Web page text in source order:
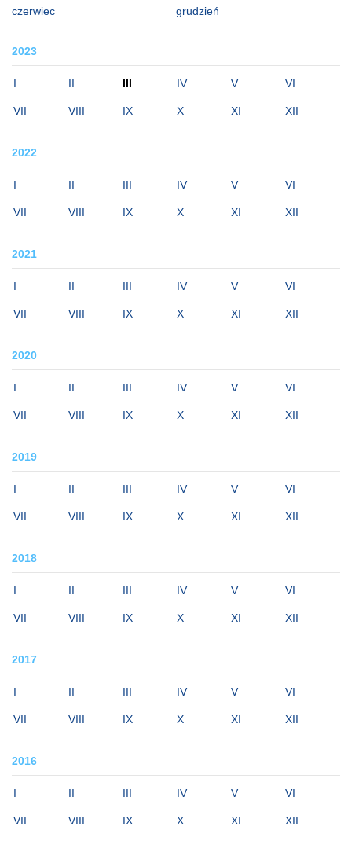
czerwiec grudzień
2023
I II III IV V VI
VII VIII IX X XI XII
2022
I II III IV V VI
VII VIII IX X XI XII
2021
I II III IV V VI
VII VIII IX X XI XII
2020
I II III IV V VI
VII VIII IX X XI XII
2019
I II III IV V VI
VII VIII IX X XI XII
2018
I II III IV V VI
VII VIII IX X XI XII
2017
I II III IV V VI
VII VIII IX X XI XII
2016
I II III IV V VI
VII VIII IX X XI XII